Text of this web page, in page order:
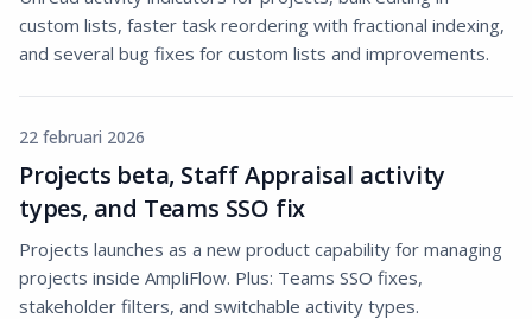
custom lists, faster task reordering with fractional indexing,
and several bug fixes for custom lists and improvements.
22 februari 2026
Projects beta, Staff Appraisal activity
types, and Teams SSO fix
Projects launches as a new product capability for managing
projects inside AmpliFlow. Plus: Teams SSO fixes,
stakeholder filters, and switchable activity types.